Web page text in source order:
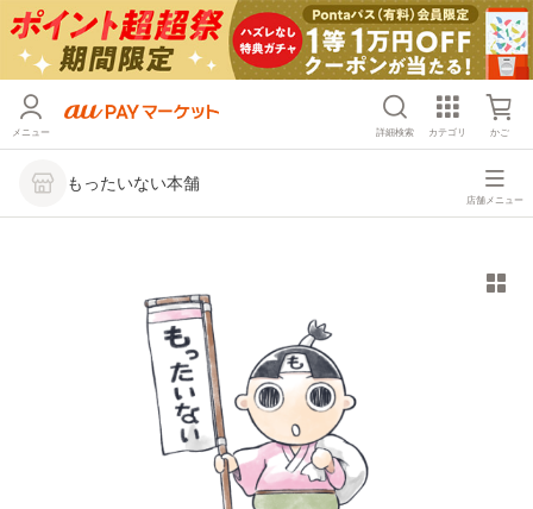
メニュー 詳細検索 カテゴリ かご
もったいない本舗
店舗メニュー